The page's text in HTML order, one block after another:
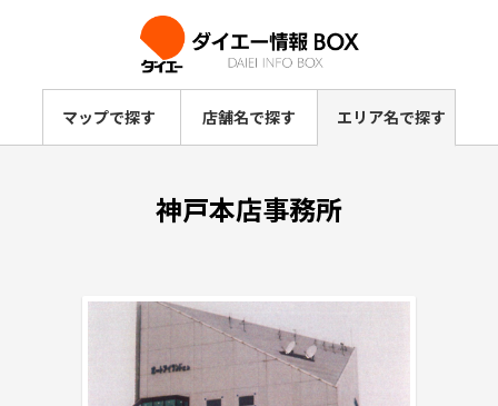
マップで探す 店舗名で探す エリア名で探す
神戸本店事務所